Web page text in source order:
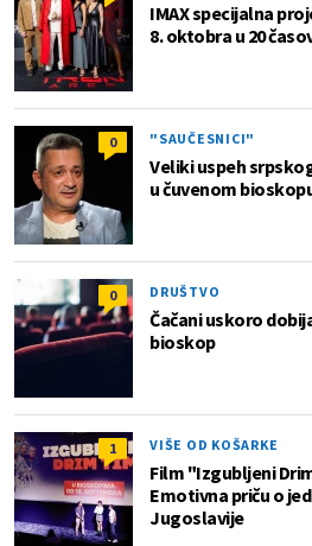
IMAX specijalna
8. oktobra u 20
0 "SAUČESNICI"
Veliki uspeh
u čuvenom
0 DRUŠTVO
Čačani uskoro
bioskop
1 VIŠE OD KOŠARKE
Film "Izgubljeni
Emotivna priču o
Jugoslavije